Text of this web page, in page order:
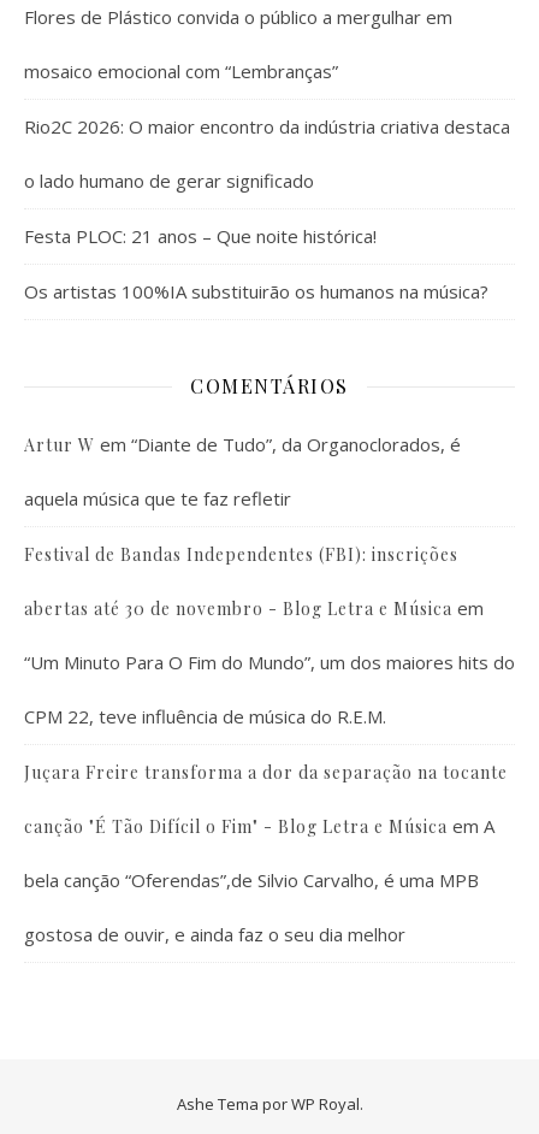
Flores de Plástico convida o público a mergulhar em
mosaico emocional com “Lembranças”
Rio2C 2026: O maior encontro da indústria criativa destaca
o lado humano de gerar significado
Festa PLOC: 21 anos – Que noite histórica!
Os artistas 100%IA substituirão os humanos na música?
COMENTÁRIOS
Artur W em “Diante de Tudo”, da Organoclorados, é
aquela música que te faz refletir
Festival de Bandas Independentes (FBI): inscrições
abertas até 30 de novembro - Blog Letra e Música em
“Um Minuto Para O Fim do Mundo”, um dos maiores hits do
CPM 22, teve influência de música do R.E.M.
Juçara Freire transforma a dor da separação na tocante
canção "É Tão Difícil o Fim" - Blog Letra e Música em A
bela canção “Oferendas”,de Silvio Carvalho, é uma MPB
gostosa de ouvir, e ainda faz o seu dia melhor
Ashe Tema porWP Royal.